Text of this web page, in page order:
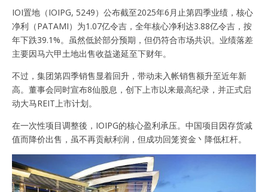
IOI置地（IOIPG, 5249）公布截至2025年6月止第四季业绩，核心
净利（PATAMI）为1.07亿令吉，全年核心净利达3.88亿令吉，按
年下跌39.1%。虽然低於部分预期，但仍符合市场共识。业绩落差
主要因马六甲土地出售收益递延至下财年。
不过，集团第四季销售显着回升，带动未入帐销售额升至近年新
高。董事会同时宣布8仙股息，创下上市以来最高纪录，并正式启
动大马REIT上市计划。
在一次性项目调整後，IOIPG的核心盈利承压。中国项目因存货减
值而降价出售，虽不再贡献利润，但成功回笼资金丶降低杠杆。